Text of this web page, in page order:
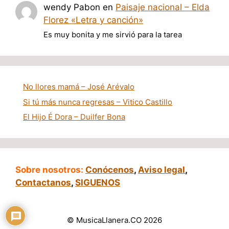
wendy Pabon en Paisaje nacional – Elda
Florez «Letra y canción»
Es muy bonita y me sirvió para la tarea
No llores mamá – José Arévalo
Si tú más nunca regresas – Vitico Castillo
El Hijo É Dora – Duilfer Bona
Sobre nosotros: Conócenos, Aviso legal,
Contactanos, SIGUENOS
© MusicaLlanera.CO 2026